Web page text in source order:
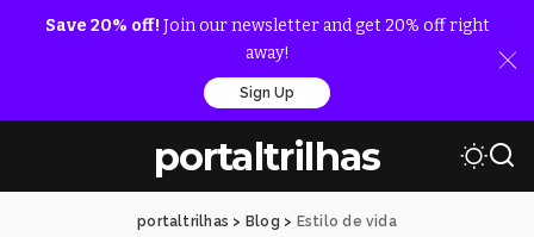
Save 20% off! Join our newsletter and get 20% off right
away!
Sign Up
portaltrilhas
portaltrilhas > Blog > Estilo de vida